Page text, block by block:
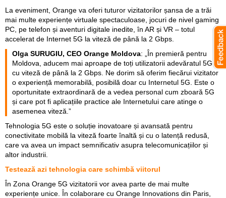
La eveniment, Orange va oferi tuturor vizitatorilor șansa de a trăi
mai multe experiențe virtuale spectaculoase, jocuri de nivel gaming
PC, pe telefon și aventuri digitale inedite, în AR și VR – totul
accelerat de Internet 5G la viteză de până la 2 Gbps.
Olga SURUGIU, CEO Orange Moldova: „În premieră pentru
Moldova, aducem mai aproape de toți utilizatorii adevăratul 5G
cu viteză de până la 2 Gbps. Ne dorim să oferim fiecărui vizitator
o experiență memorabilă, posibilă doar cu Internetul 5G. Este o
oportunitate extraordinară de a vedea personal cum zboară 5G
și care pot fi aplicațiile practice ale Internetului care atinge o
asemenea viteză.”
Tehnologia 5G este o soluție inovatoare și avansată pentru
conectivitate mobilă la viteză foarte înaltă și cu o latență redusă,
care va avea un impact semnificativ asupra telecomunicațiilor și
altor industrii.
Testează azi tehnologia care schimbă viitorul
În Zona Orange 5G vizitatorii vor avea parte de mai multe
experiențe unice. În colaborare cu Orange Innovations din Paris,